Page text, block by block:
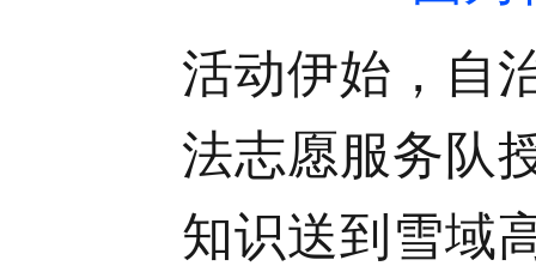
活动伊始，自
法志愿服务队
知识送到雪域